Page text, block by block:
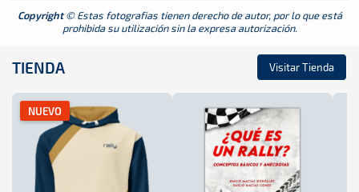
Copyright© Estas fotografias tienen derecho de autor, por lo que está
prohibida su utilización sin la expresa autorización.
TIENDA Visitar Tienda
NUEVO